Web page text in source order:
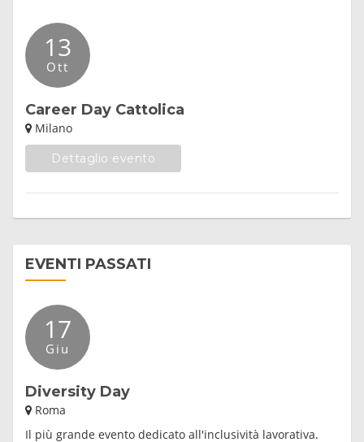
13
Ott
Career Day Cattolica
Milano
Dettaglio evento
EVENTI PASSATI
17
Giu
Diversity Day
Roma
Il più grande evento dedicato all'inclusività lavorativa.